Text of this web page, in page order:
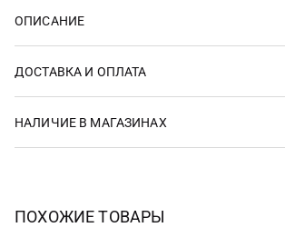
ОПИСАНИЕ
ДОСТАВКА И ОПЛАТА
НАЛИЧИЕ В МАГАЗИНАХ
ПОХОЖИЕ ТОВАРЫ